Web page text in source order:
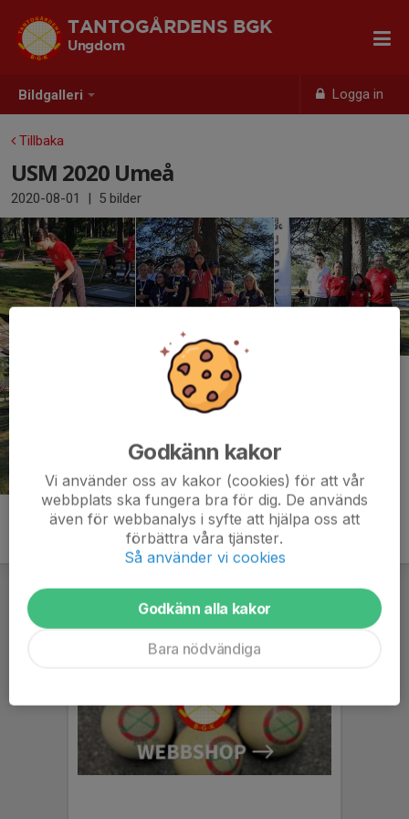
Bildgalleri Logga in
TANTOGÅRDENS BGK
Ungdom
Tillbaka
USM 2020 Umeå
2020-08-01 | 5 bilder
Godkänn kakor
Vi använder oss av kakor (cookies) för att vår
webbplats ska fungera bra för dig. De används
även för webbanalys i syfte att hjälpa oss att
förbättra våra tjänster.
Så använder vi cookies
Godkänn alla kakor
Bara nödvändiga